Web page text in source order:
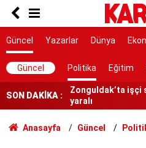
Güncel Yazarlar Dünya
Güncel Politika Eğitim
SON DAKİKA :
Kullanılmayan
Erbakan: Mekke
parçası haline
yaralı
Ablasını
kaybetti
gözaltında
Anasayfa Güncel